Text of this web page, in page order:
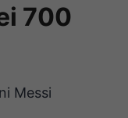
700
Messi